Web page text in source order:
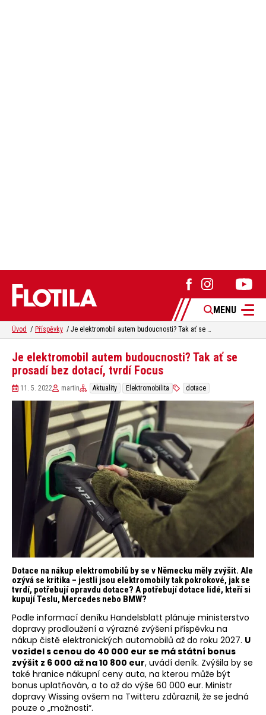
MENU
Úvod Příspěvky Je elektromobil autem budoucnosti? Tak ať se prosadí bez dotací, tvrdí Focus
Je elektromobil autem budoucnosti? Tak ať se
prosadí bez dotací, tvrdí Focus
11. 5. 2022 martin Aktuality Elektromobilita dotace
Dotace na nákup elektromobilů by se v Německu měly zvýšit. Ale
ozývá se kritika – jestli jsou elektromobily tak pokrokové, jak se
tvrdí, potřebují opravdu dotace? A potřebují dotace lidé, kteří si
kupují Teslu, Mercedes nebo BMW?
Podle informací deníku Handelsblatt plánuje ministerstvo
dopravy prodloužení a výrazné zvýšení příspěvku na
nákup čistě elektronických automobilů až do roku 2027. U
vozidel s cenou do 40 000 eur se má státní bonus
zvýšit z 6 000 až na 10 800 eur, uvádí deník. Zvýšila by se
také hranice nákupní ceny auta, na kterou může být
bonus uplatňován, a to až do výše 60 000 eur. Ministr
dopravy Wissing ovšem na Twitteru zdůraznil, že se jedná
pouze o „možnosti“.